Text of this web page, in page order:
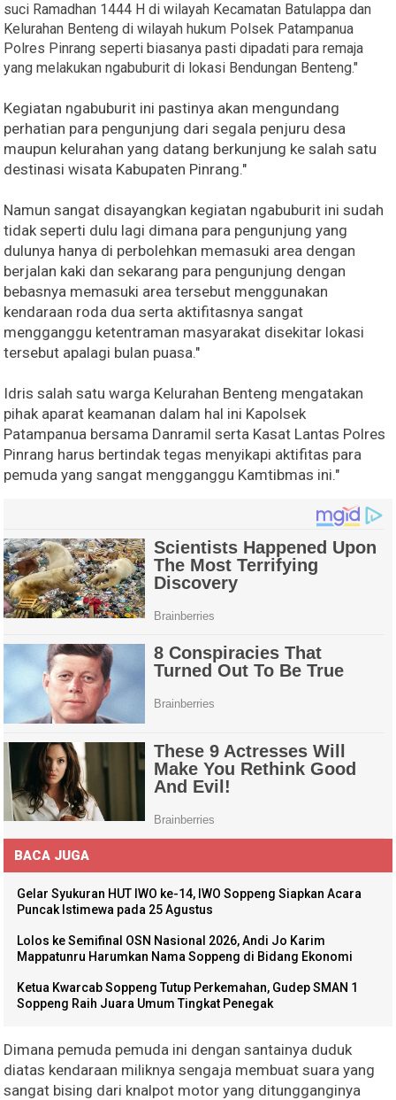
suci Ramadhan 1444 H di wilayah Kecamatan Batulappa dan
Kelurahan Benteng di wilayah hukum Polsek Patampanua
Polres Pinrang seperti biasanya pasti dipadati para remaja
yang melakukan ngabuburit di lokasi Bendungan Benteng."
Kegiatan ngabuburit ini pastinya akan mengundang
perhatian para pengunjung dari segala penjuru desa
maupun kelurahan yang datang berkunjung ke salah satu
destinasi wisata Kabupaten Pinrang."
Namun sangat disayangkan kegiatan ngabuburit ini sudah
tidak seperti dulu lagi dimana para pengunjung yang
dulunya hanya di perbolehkan memasuki area dengan
berjalan kaki dan sekarang para pengunjung dengan
bebasnya memasuki area tersebut menggunakan
kendaraan roda dua serta aktifitasnya sangat
mengganggu ketentraman masyarakat disekitar lokasi
tersebut apalagi bulan puasa."
Idris salah satu warga Kelurahan Benteng mengatakan
pihak aparat keamanan dalam hal ini Kapolsek
Patampanua bersama Danramil serta Kasat Lantas Polres
Pinrang harus bertindak tegas menyikapi aktifitas para
pemuda yang sangat mengganggu Kamtibmas ini."
BACA JUGA
Gelar Syukuran HUT IWO ke-14, IWO Soppeng Siapkan Acara
Puncak Istimewa pada 25 Agustus
Lolos ke Semifinal OSN Nasional 2026, Andi Jo Karim
Mappatunru Harumkan Nama Soppeng di Bidang Ekonomi
Ketua Kwarcab Soppeng Tutup Perkemahan, Gudep SMAN 1
Soppeng Raih Juara Umum Tingkat Penegak
Dimana pemuda pemuda ini dengan santainya duduk
diatas kendaraan miliknya sengaja membuat suara yang
sangat bising dari knalpot motor yang ditungganginya